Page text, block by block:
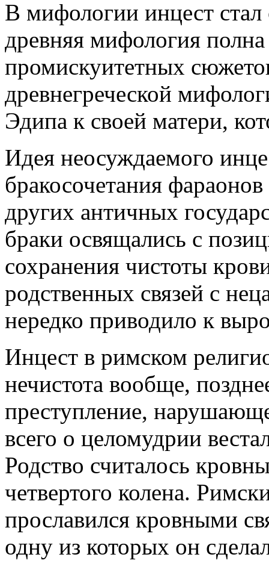
В мифологии инцест
древняя мифология
промискуитетных
древнегреческой
Эдипа к своей матери,
Идея неосуждаемого
бракосочетания
других античных
браки освящались с
сохранения чистоты
родственных связей с
нередко приводило к
Инцест в римском
нечистота вообще,
преступление,
всего о целомудрии
Родство считалось
четвертого колена.
прославился кровными
одну из которых он